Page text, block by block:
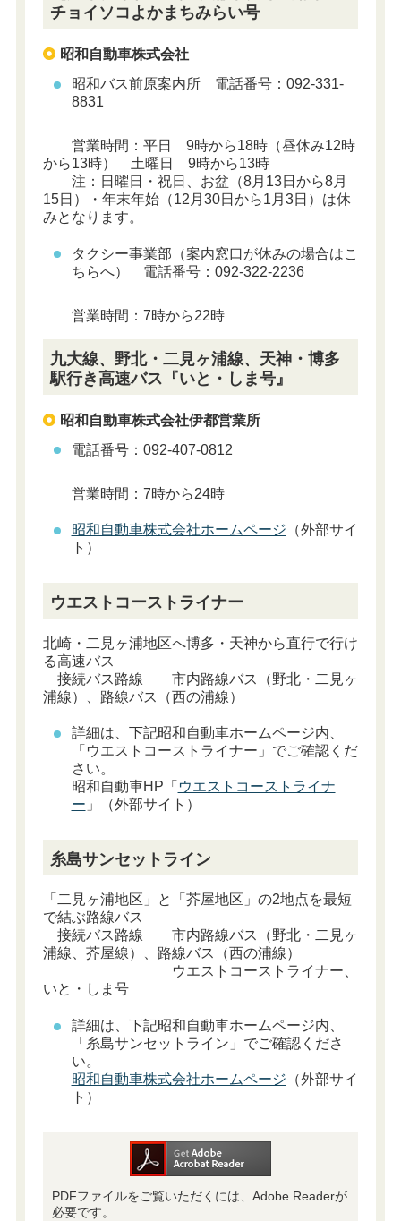
チョイソコよかまちみらい号
昭和自動車株式会社
昭和バス前原案内所 電話番号：092-331-
8831
営業時間：平日 9時から18時（昼休み12時
から13時） 土曜日 9時から13時
注：日曜日・祝日、お盆（8月13日から8月
15日）・年末年始（12月30日から1月3日）は休
みとなります。
タクシー事業部（案内窓口が休みの場合はこ
ちらへ） 電話番号：092-322-2236
営業時間：7時から22時
九大線、野北・二見ヶ浦線、天神・博多
駅行き高速バス『いと・しま号』
昭和自動車株式会社伊都営業所
電話番号：092-407-0812
営業時間：7時から24時
昭和自動車株式会社ホームページ （外部サイ
ト）
ウエストコーストライナー
北崎・二見ヶ浦地区へ博多・天神から直行で行け
る高速バス
接続バス路線 市内路線バス（野北・二見ヶ
浦線）、路線バス（西の浦線）
詳細は、下記昭和自動車ホームページ内、
「ウエストコーストライナー」でご確認くだ
さい。
昭和自動車HP「 ウエストコーストライナ
ー 」（外部サイト）
糸島サンセットライン
「二見ヶ浦地区」と「芥屋地区」の2地点を最短
で結ぶ路線バス
接続バス路線 市内路線バス（野北・二見ヶ
浦線、芥屋線）、路線バス（西の浦線）
ウエストコーストライナー、
いと・しま号
詳細は、下記昭和自動車ホームページ内、
「糸島サンセットライン」でご確認くださ
い。
昭和自動車株式会社ホームページ （外部サイ
ト）
PDFファイルをご覧いただくには、Adobe Readerが
必要です。